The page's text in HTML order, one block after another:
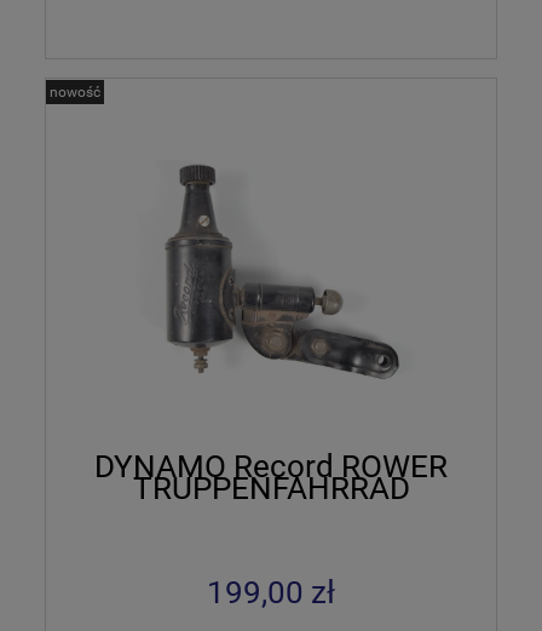
DYNAMO Record ROWER
TRUPPENFAHRRAD
199,00 zł
nowość